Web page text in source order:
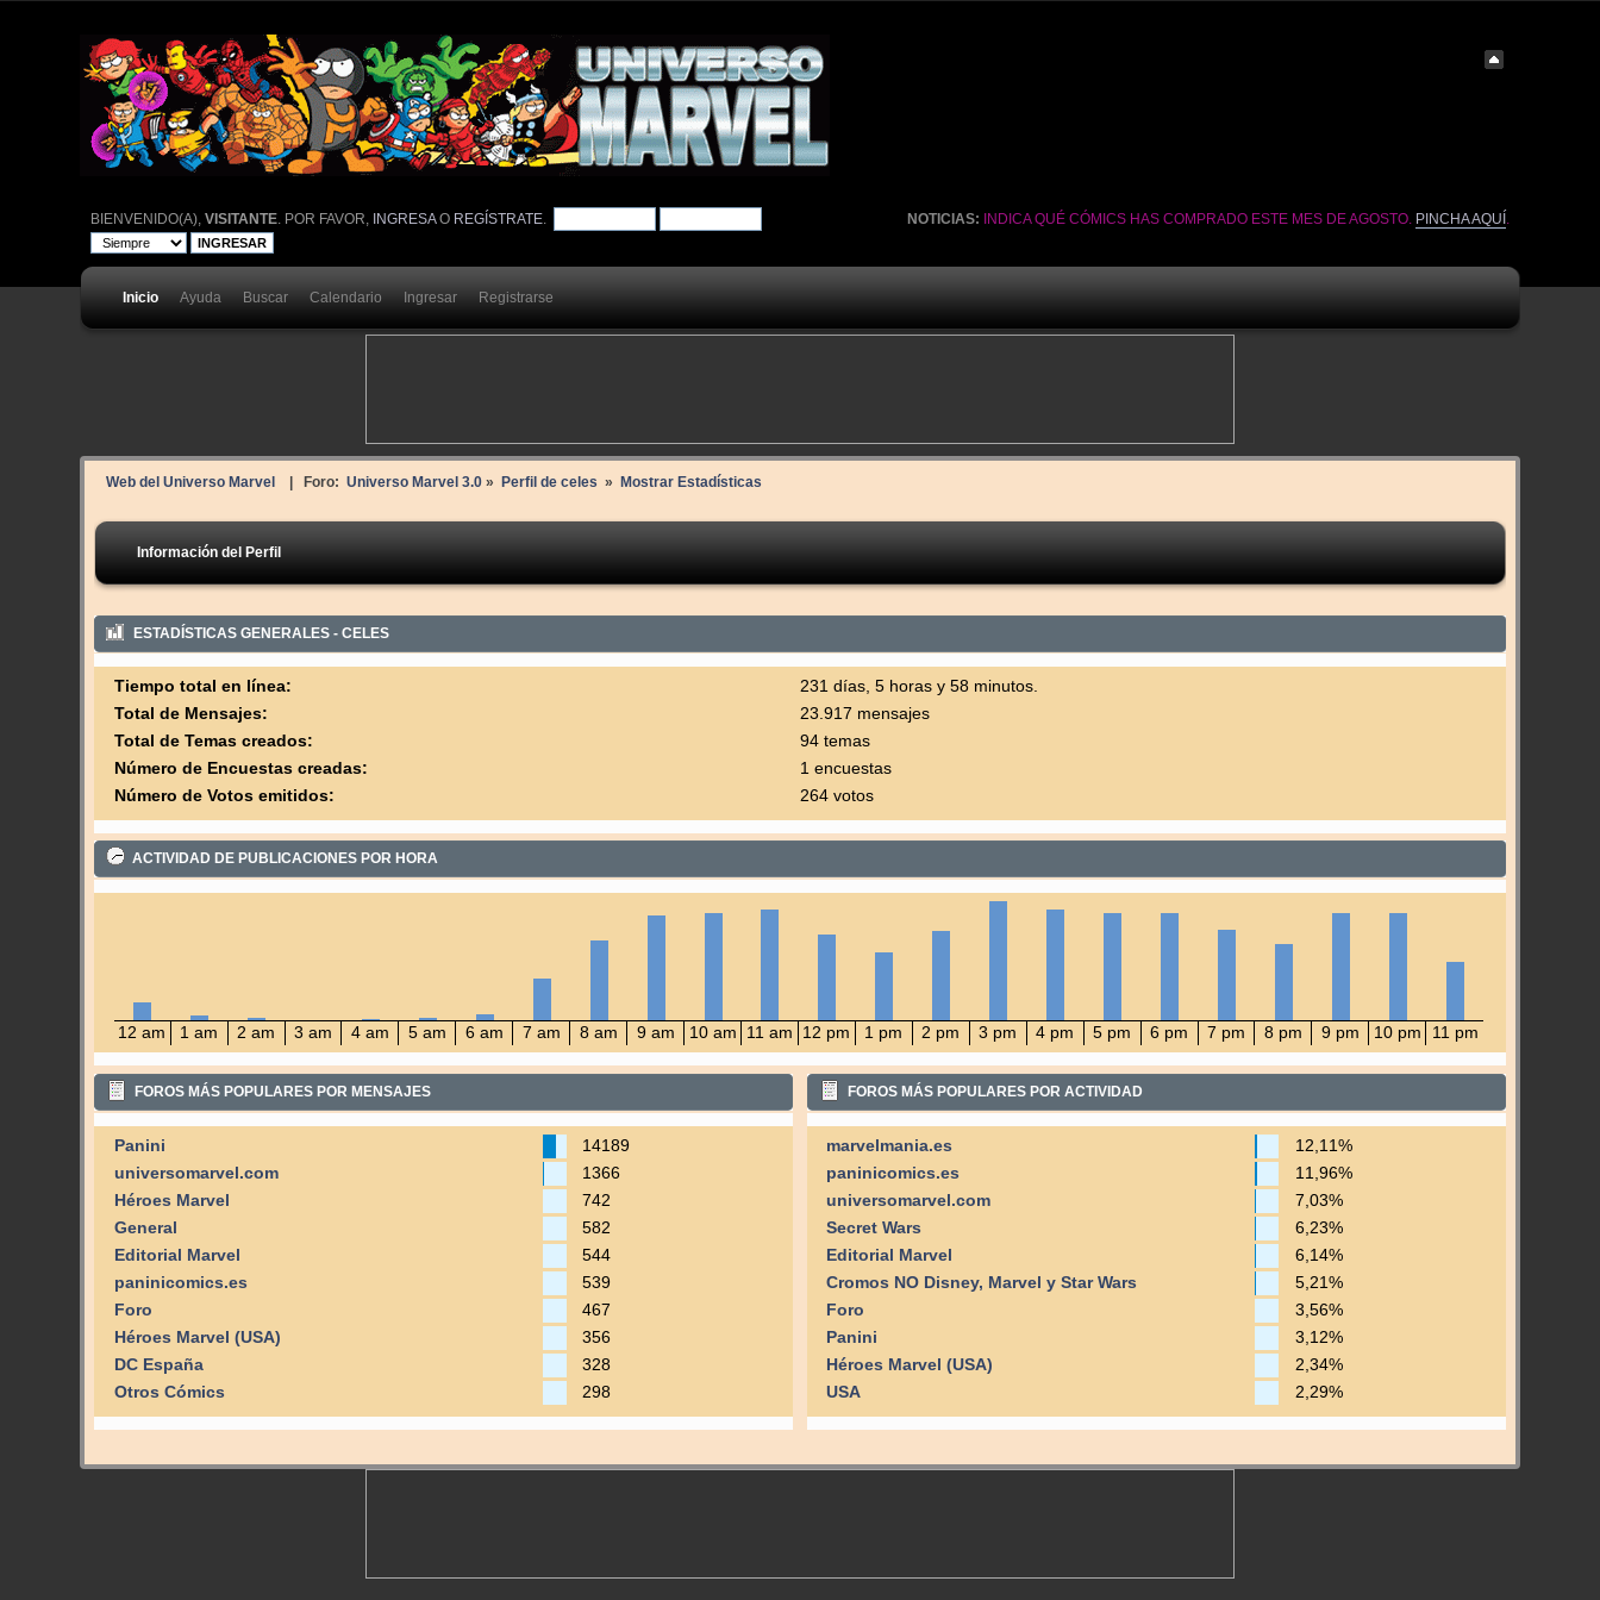
NOTICIAS: INDICA QUÉ CÓMICS HAS COMPRADO ESTE MES DE AGOSTO. PINCHA AQUÍ
BIENVENIDO(A), VISITANTE. POR FAVOR, INGRESAO REGÍSTRATE.
Inicio Ayuda Buscar Calendario Ingresar Registrarse
Web del Universo Marvel | Foro: Universo Marvel 3.0» Perfil de celes » Mostrar Estadísticas
Información del Perfil
ESTADÍSTICAS GENERALES - CELES
Tiempo total en línea:
231 días, 5 horas y 58 minutos.
Total de Mensajes:
23.917 mensajes
Total de Temas creados:
94 temas
Número de Encuestas creadas:
1 encuestas
Número de Votos emitidos:
264 votos
ACTIVIDAD DE PUBLICACIONES POR HORA
12 am 1 am 2 am 3 am 4 am 5 am 6 am 7 am 8 am 9 am 10 am 11 am 12 pm 1 pm 2 pm 3 pm 4 pm 5 pm 6 pm 7 pm 8 pm 9 pm 10 pm 11 pm
FOROS MÁS POPULARES POR MENSAJES
Panini
14189
universomarvel.com
1366
Héroes Marvel
742
General
582
Editorial Marvel
544
paninicomics.es
539
Foro
467
Héroes Marvel (USA)
356
DC España
328
Otros Cómics
298
FOROS MÁS POPULARES POR ACTIVIDAD
marvelmania.es
12,11%
paninicomics.es
11,96%
universomarvel.com
7,03%
Secret Wars
6,23%
Editorial Marvel
6,14%
Cromos NO Disney, Marvel y Star Wars
5,21%
Foro
3,56%
Panini
3,12%
Héroes Marvel (USA)
2,34%
USA
2,29%